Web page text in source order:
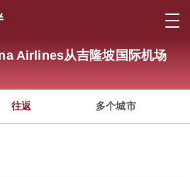
Airlines从吉隆坡国际机场
往返 多个城市